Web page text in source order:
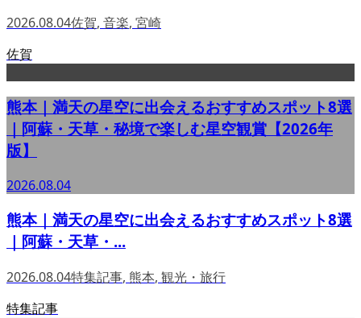
2026.08.04佐賀, 音楽, 宮崎
佐賀
熊本｜満天の星空に出会えるおすすめスポット8選
｜阿蘇・天草・秘境で楽しむ星空観賞【2026年
版】
2026.08.04
熊本｜満天の星空に出会えるおすすめスポット8選
｜阿蘇・天草・...
2026.08.04特集記事, 熊本, 観光・旅行
特集記事